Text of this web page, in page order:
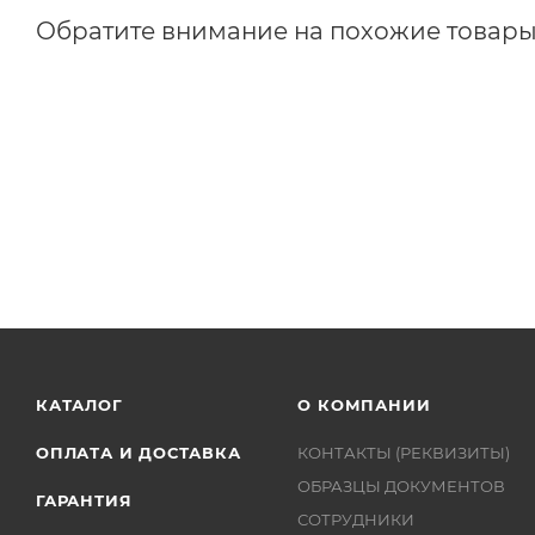
Обратите внимание на похожие
КАТАЛОГ
ОПЛАТА И ДОСТАВКА
ГАРАНТИЯ
О КОМПАНИИ
КОНТАКТЫ (РЕКВИЗИТЫ)
ОБРАЗЦЫ ДОКУМЕНТОВ
СОТРУДНИКИ